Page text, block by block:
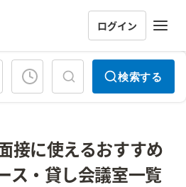
ログイン
検索する
接に使えるおすすめ
ス・貸し会議室一覧